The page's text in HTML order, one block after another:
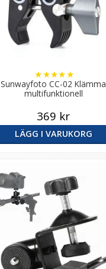
Sunwayfoto CC-02 Klämma
multifunktionell
★★★★★
369 kr
LÄGG I VARUKORG